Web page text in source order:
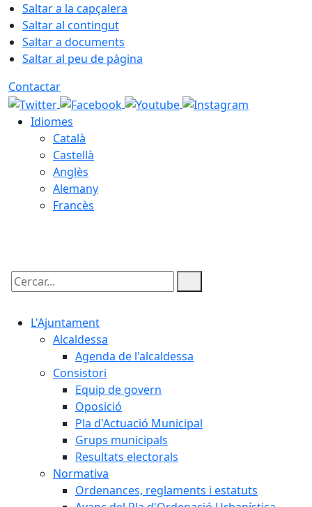
Saltar a la capçalera
Saltar al contingut
Saltar a documents
Saltar al peu de pàgina
Contactar
Idiomes
Català
Castellà
Anglès
Alemany
Francès
Cercar:
L'Ajuntament
Alcaldessa
Agenda de l'alcaldessa
Consistori
Equip de govern
Oposició
Pla d'Actuació Municipal
Grups municipals
Resultats electorals
Normativa
Ordenances, reglaments i estatuts